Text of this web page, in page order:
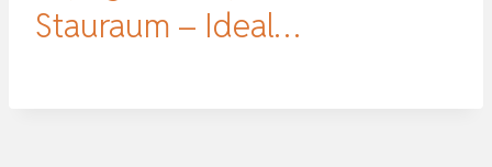
Stauraum – Ideal…